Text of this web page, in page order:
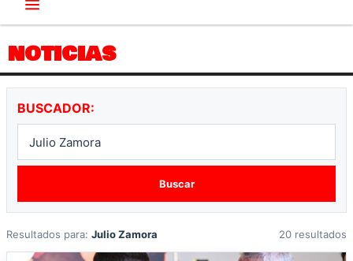
NOTICIAS
BUSCADOR:
Buscar
Resultados para: Julio Zamora 20 resultados